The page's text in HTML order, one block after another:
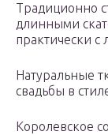
Традиционно
длинными
практически
Натуральные
свадьбы в
Королевское